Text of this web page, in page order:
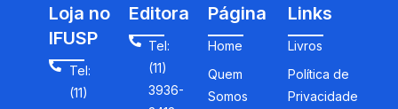
Loja no
IFUSP
Tel:
(11)
Editora
Tel:
(11)
3936-
Página
Home
Quem
Somos
Links
Livros
Política de
Privacidade